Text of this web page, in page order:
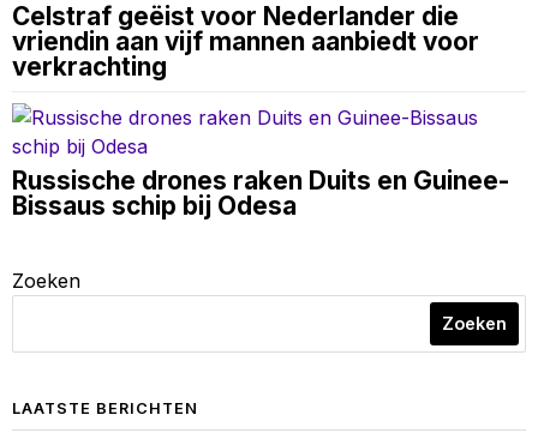
Celstraf geëist voor Nederlander die
vriendin aan vijf mannen aanbiedt voor
verkrachting
Russische drones raken Duits en Guinee-
Bissaus schip bij Odesa
Zoeken
Zoeken
LAATSTE BERICHTEN